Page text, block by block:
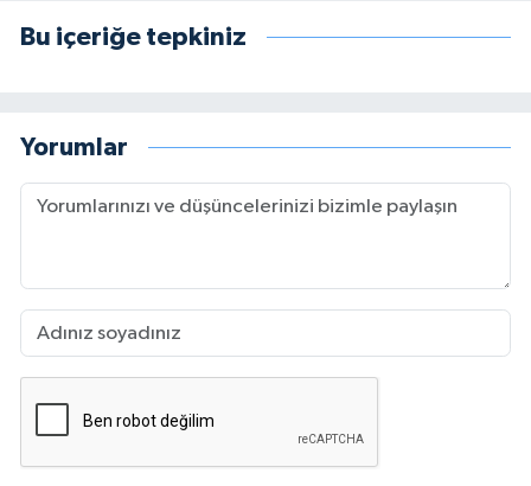
Bu içeriğe tepkiniz
Yorumlar